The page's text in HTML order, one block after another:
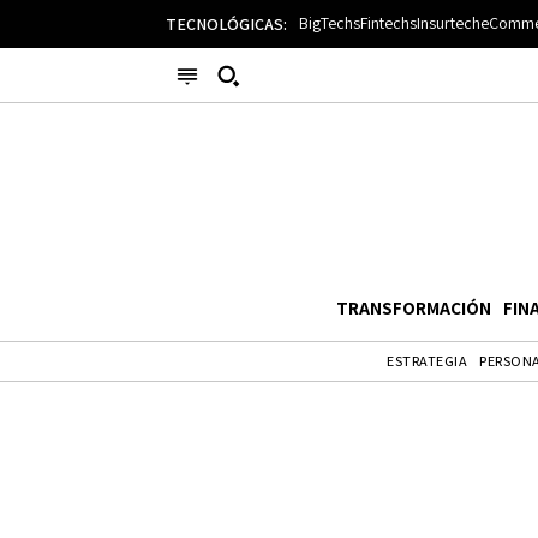
Busque su consulta
IA
TECNOLÓGICAS: BigTechsFintechsInsurtech
TRANSFORMACIÓN
ESTRATEGIA